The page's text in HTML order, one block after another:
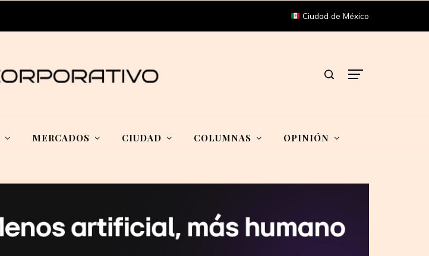
Ciudad de México
MERCADOS CIUDAD COLUMNAS OPINIÓN